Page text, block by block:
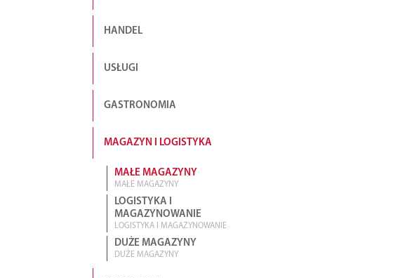
HANDEL
USŁUGI
GASTRONOMIA
MAGAZYN I LOGISTYKA
MAŁE MAGAZYNY
MAŁE MAGAZYNY
LOGISTYKA I
MAGAZYNOWANIE
LOGISTYKA I MAGAZYNOWANIE
DUŻE MAGAZYNY
DUŻE MAGAZYNY